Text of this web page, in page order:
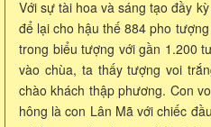
Với sự tài hoa và sáng tạo đầy
để lại cho hậu thế 884 pho
trong biểu tượng với gần 1.200
vào chùa, ta thấy tượng voi
chào khách thập phương. Con
hông là con Lân Mã với chiếc